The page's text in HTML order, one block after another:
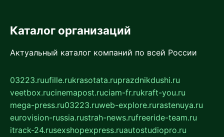
Каталог организаций
Актуальный каталог компаний по всей России
03223.ruufille.rukrasotata.ruprazdnikdushi.ru
veetbox.rucinemapost.ruciam-fr.rukraft-you.ru
mega-press.ru03223.ruweb-explore.rurastenuya.ru
eurovision-russia.rustrah-news.rufreeride-team.ru
itrack-24.rusexshopexpress.ruautostudiopro.ru